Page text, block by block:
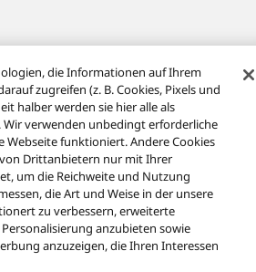
Instagram
Datenschutzerklärung
Kontakt
AGB des Technics Onlineshops
Rücknahme von Geräten
melden
Datenverordnung
GEWÄHRLEISTUNG
Area/Country
Panasonic Marketing Europe GmbH
die Informationen auf Ihrem
zugreifen (z. B. Cookies, Pixels und
halber werden sie hier alle als
Wir verwenden unbedingt erforderliche
Webseite funktioniert. Andere Cookies
Drittanbietern nur mit Ihrer
um die Reichweite und Nutzung
die Art und Weise in der unsere
zu verbessern, erweiterte
anzubieten sowie
anzuzeigen, die Ihren Interessen